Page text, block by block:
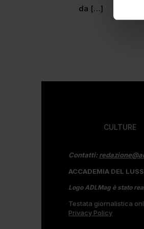
da […]
CULTURE
Contatti:
ACCADEMIA DEL
Logo ADLMag è stato
Testata giornalistica
Privacy Policy